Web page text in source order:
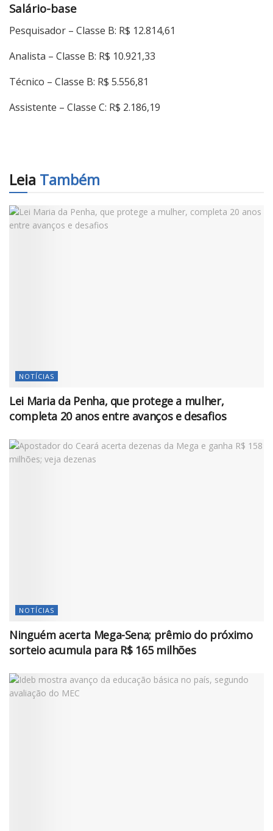
Salário-base
Pesquisador – Classe B: R$ 12.814,61
Analista – Classe B: R$ 10.921,33
Técnico – Classe B: R$ 5.556,81
Assistente – Classe C: R$ 2.186,19
Leia Também
NOTÍCIAS
Lei Maria da Penha, que protege a mulher,
completa 20 anos entre avanços e desafios
NOTÍCIAS
Ninguém acerta Mega-Sena; prêmio do próximo
sorteio acumula para R$ 165 milhões